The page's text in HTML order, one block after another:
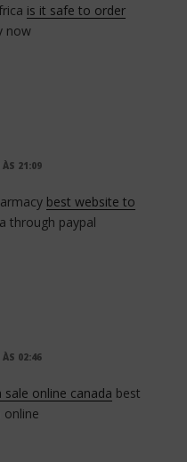
is it safe to order
now
ÀS 21:09
best website to
through paypal
ÀS 02:46
sale online canada best
online